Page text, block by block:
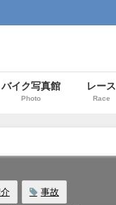
バイク写真館
Photo
レース
Race
事故